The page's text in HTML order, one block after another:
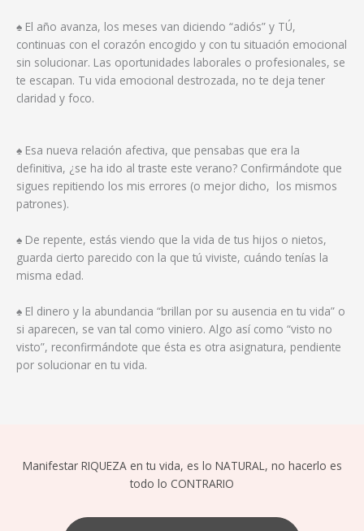
♠ El año avanza, los meses van diciendo “adiós” y TÚ,
continuas con el corazón encogido y con tu situación emocional
sin solucionar. Las oportunidades laborales o profesionales, se
te escapan. Tu vida emocional destrozada, no te deja tener
claridad y foco.
♠ Esa nueva relación afectiva, que pensabas que era la
definitiva, ¿se ha ido al traste este verano? Confirmándote que
sigues repitiendo los mis errores (o mejor dicho, los mismos
patrones).
♠ De repente, estás viendo que la vida de tus hijos o nietos,
guarda cierto parecido con la que tú viviste, cuándo tenías la
misma edad.
♠ El dinero y la abundancia “brillan por su ausencia en tu vida” o
si aparecen, se van tal como viniero. Algo así como “visto no
visto”, reconfirmándote que ésta es otra asignatura, pendiente
por solucionar en tu vida.
Manifestar RIQUEZA en tu vida, es lo NATURAL, no hacerlo es
todo lo CONTRARIO